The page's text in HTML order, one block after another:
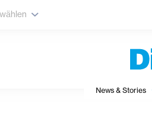
News & Stories